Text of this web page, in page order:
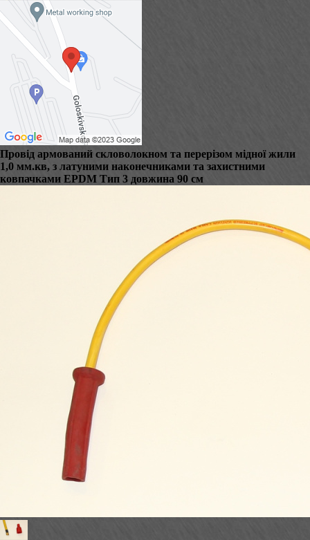
Провід армований скловолокном та перерізом мідної жили
1,0 мм.кв, з латуними наконечниками та захистними
ковпачками EPDM Тип 3 довжина 90 см